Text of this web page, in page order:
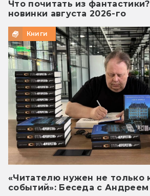
Что почитать из
новинки августа 2026-го
Книги
«Читателю нужен не только
событий»: Беседа с